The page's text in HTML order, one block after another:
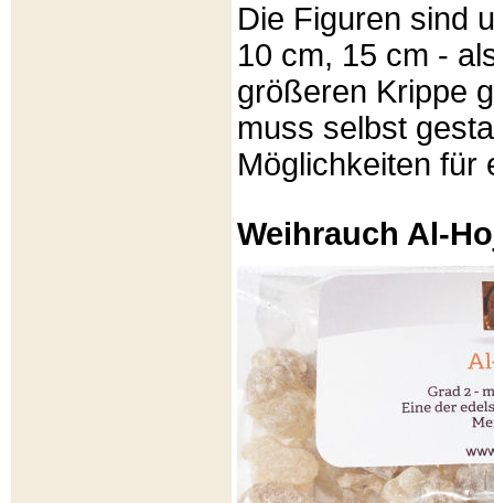
Die Figuren sind
10 cm, 15 cm -
größeren Krippe
muss selbst
Möglichkeiten für
Weihrauch Al-